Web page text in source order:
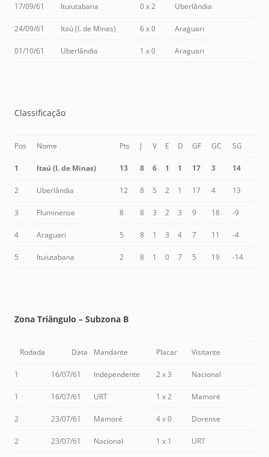
17/09/61 Ituiutabana 0 x 2 Uberlândia
24/09/61 Itaú (I. de Minas) 6 x 0 Araguari
01/10/61 Uberlândia 1 x 0 Araguari
Classificação
Pos Nome Pts J V E D GF GC SG
1 Itaú (I. de Minas) 13 8 6 1 1 17 3 14
2 Uberlândia 12 8 5 2 1 17 4 13
3 Fluminense 8 8 3 2 3 9 18 -9
4 Araguari 5 8 1 3 4 7 11 -4
5 Ituiutabana 2 8 1 0 7 5 19 -14
Zona Triângulo – Subzona B
Rodada Data Mandante Placar Visitante
1 16/07/61 Independente 2 x 3 Nacional
1 16/07/61 URT 1 x 2 Mamoré
2 23/07/61 Mamoré 4 x 0 Dorense
2 23/07/61 Nacional 1 x 1 URT